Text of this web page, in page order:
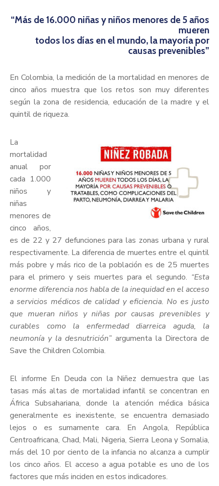
“Más de 16.000 niñas y niños menores de 5 años
mueren
todos los días en el mundo, la mayoría por
causas prevenibles”
En Colombia, la medición de la mortalidad en menores de
cinco años muestra que los retos son muy diferentes
según la zona de residencia, educación de la madre y el
quintil de riqueza.
La
mortalidad
anual por
cada 1.000
niños y
niñas
menores de
cinco años,
es de 22 y 27 defunciones para las zonas urbana y rural
respectivamente. La diferencia de muertes entre el quintil
más pobre y más rico de la población es de 25 muertes
para el primero y seis muertes para el segundo. “Esta
enorme diferencia nos habla de la inequidad en el acceso
a servicios médicos de calidad y eficiencia. No es justo
que mueran niños y niñas por causas prevenibles y
curables como la enfermedad diarreica aguda, la
neumonía y la desnutrición” argumenta la Directora de
Save the Children Colombia.
El informe En Deuda con la Niñez demuestra que las
tasas más altas de mortalidad infantil se concentran en
África Subsahariana, donde la atención médica básica
generalmente es inexistente, se encuentra demasiado
lejos o es sumamente cara. En Angola, República
Centroafricana, Chad, Mali, Nigeria, Sierra Leona y Somalia,
más del 10 por ciento de la infancia no alcanza a cumplir
los cinco años. El acceso a agua potable es uno de los
factores que más inciden en estos indicadores.